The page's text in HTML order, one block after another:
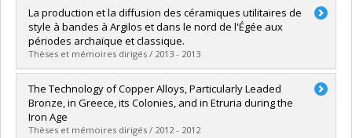
Graduate :Ouellet, Keven
Cycle : Master's
Grade :M.A.
Lien vers le document dans Papyrus
La production et la diffusion des céramiques utilitaires de
style à bandes à Argilos et dans le nord de l'Égée aux
périodes archaïque et classique.
Thèses et mémoires dirigés / 2013 - 2013
Graduate :Perron, Martin
Cycle :Doctoral
Grade :Ph. D.
Lien vers le document dans Papyrus
The Technology of Copper Alloys, Particularly Leaded
Bronze, in Greece, its Colonies, and in Etruria during the
Iron Age
Thèses et mémoires dirigés / 2012 - 2012